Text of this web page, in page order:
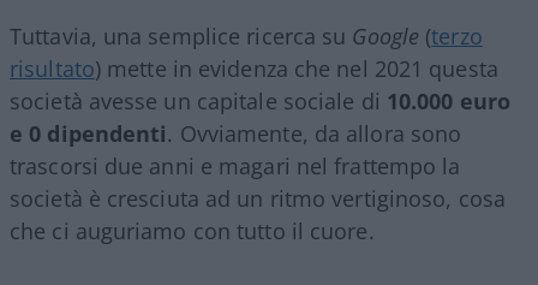
Tuttavia, una semplice ricerca su Google (terzo
risultato) mette in evidenza che nel 2021 questa
società avesse un capitale sociale di 10.000 euro
e 0 dipendenti. Ovviamente, da allora sono
trascorsi due anni e magari nel frattempo la
società è cresciuta ad un ritmo vertiginoso, cosa
che ci auguriamo con tutto il cuore.